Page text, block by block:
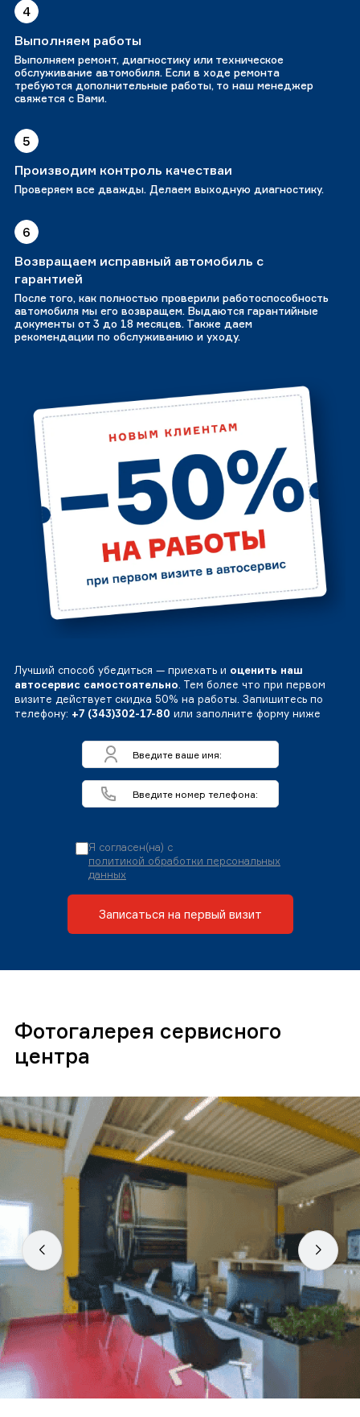
4
Выполняем работы
Выполняем ремонт, диагностику или техническое
обслуживание автомобиля. Если в ходе ремонта
требуются дополнительные работы, то наш менеджер
свяжется с Вами.
5
Производим контроль качестваи
Проверяем все дважды. Делаем выходную диагностику.
6
Возвращаем исправный автомобиль с
гарантией
После того, как полностью проверили работоспособность
автомобиля мы его возвращем. Выдаются гарантийные
документы от 3 до 18 месяцев. Также даем
рекомендации по обслуживанию и уходу.
Лучший способ убедиться — приехать и оценить наш
автосервис самостоятельно. Тем более что при первом
визите действует скидка 50% на работы. Запишитесь по
телефону: +7 (343)302-17-80 или заполните форму ниже
Я согласен(на) с
политикой обработки персональных
данных
Записаться на первый визит
Фотогалерея сервисного
центра